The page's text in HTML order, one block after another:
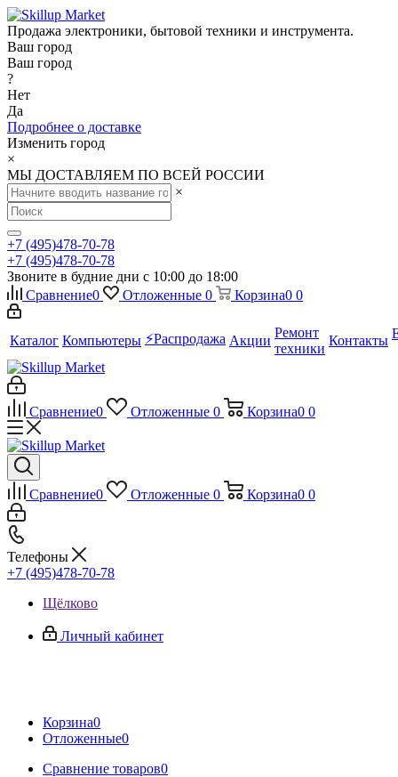
Продажа электроники, бытовой техники и инструмента.
Ваш город
Ваш город
?
Нет
Да
Подробнее о доставке
Изменить город
×
МЫ ДОСТАВЛЯЕМ ПО ВСЕЙ РОССИИ
×
+7 (495)478-70-78
+7 (495)478-70-78
Звоните в будние дни с 10:00 до 18:00
Сравнение0 Отложенные 0 Корзина0 0
Каталог Компьютеры ⚡️Распродажа Акции
Ремонт
техники
Контакты
Сравнение0 Отложенные 0 Корзина0 0
Сравнение0 Отложенные 0 Корзина0 0
Телефоны
+7 (495)478-70-78
Щёлково
Личный кабинет
Корзина0
Отложенные0
Сравнение товаров0